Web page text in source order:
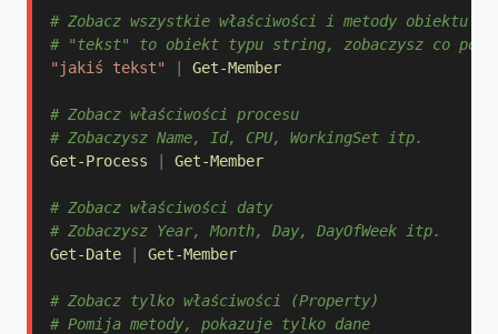
# Zobacz wszystkie właściwości i metody obiektu
# "tekst" to obiekt typu string, zobaczysz co
"jakiś tekst"
Get-Member
# Zobacz właściwości procesu
# Zobaczysz Name, Id, CPU, WorkingSet itp.
Get-Process
Get-Member
# Zobacz właściwości daty
# Zobaczysz Year, Month, Day, DayOfWeek itp.
Get-Date
Get-Member
# Zobacz tylko właściwości (Property)
# Pomija metody, pokazuje tylko dane